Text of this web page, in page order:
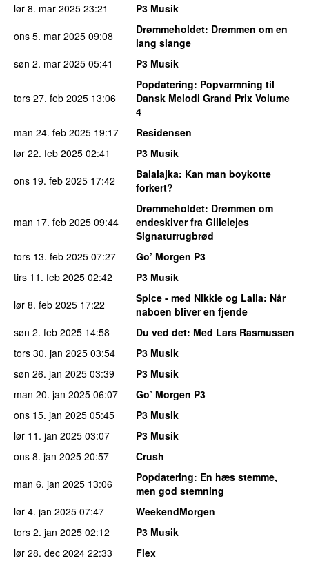
lør 8. mar 2025 23:21
P3 Musik
ons 5. mar 2025 09:08 Drømmeholdet: Drømmen om en
lang slange
søn 2. mar 2025 05:41 P3 Musik
tors 27. feb 2025 13:06
Popdatering: Popvarmning til
Dansk Melodi Grand Prix Volume
4
man 24. feb 2025 19:17
Residensen
lør 22. feb 2025 02:41
P3 Musik
ons 19. feb 2025 17:42 Balalajka: Kan man boykotte
forkert?
man 17. feb 2025 09:44
Drømmeholdet: Drømmen om
endeskiver fra Gillelejes
Signaturrugbrød
tors 13. feb 2025 07:27
Go’ Morgen P3
tirs 11. feb 2025 02:42
P3 Musik
lør 8. feb 2025 17:22 Spice - med Nikkie og Laila: Når
naboen bliver en fjende
søn 2. feb 2025 14:58 Du ved det: Med Lars Rasmussen
tors 30. jan 2025 03:54
P3 Musik
søn 26. jan 2025 03:39
P3 Musik
man 20. jan 2025 06:07
Go’ Morgen P3
ons 15. jan 2025 05:45
P3 Musik
lør 11. jan 2025 03:07
P3 Musik
ons 8. jan 2025 20:57
Crush
man 6. jan 2025 13:06 Popdatering: En hæs stemme,
men god stemning
lør 4. jan 2025 07:47
WeekendMorgen
tors 2. jan 2025 02:12
P3 Musik
lør 28. dec 2024 22:33
Flex